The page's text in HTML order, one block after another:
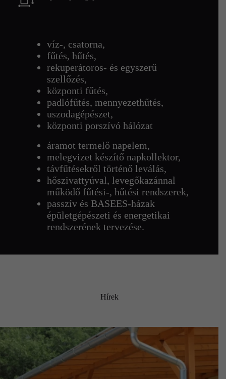
víz-, csatorna,
fűtés, hűtés,
rekuperátoros- és egyszerű
szellőzés,
központi fűtés,
padlófűtés, mennyezethűtés,
uszodagépészet,
központi porszívó hálózat
áramot termelő napelem,
melegvizet készítő napkollektor,
távfűtésekről történő leválás,
hőszivattyúval, levegőkazánnal
működő fűtési-, hűtési rendszerek,
passzív és BASEES-házak
épületgépészeti és energetikai
rendszerének tervezése.
Hírek